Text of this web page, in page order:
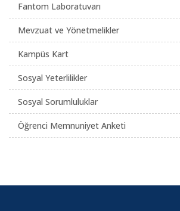
Fantom Laboratuvarı
Mevzuat ve Yönetmelikler
Kampüs Kart
Sosyal Yeterlilikler
Sosyal Sorumluluklar
Öğrenci Memnuniyet Anketi